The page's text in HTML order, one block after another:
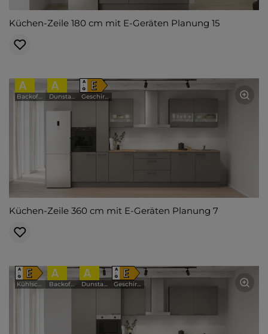
Küchen-Zeile 180 cm mit E-Geräten Planung 15
A
Backofen
A
Dunstabzugshaube
A
↑
G E
Geschirrspüler
Küchen-Zeile 360 cm mit E-Geräten Planung 7
A
↑
G E
Kühlschrank
A
Backofen
A
Dunstabzugshaube
A
↑
G E
Geschirrspüler